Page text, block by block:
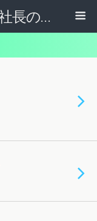
マニラと渋谷で働く社長のブログ